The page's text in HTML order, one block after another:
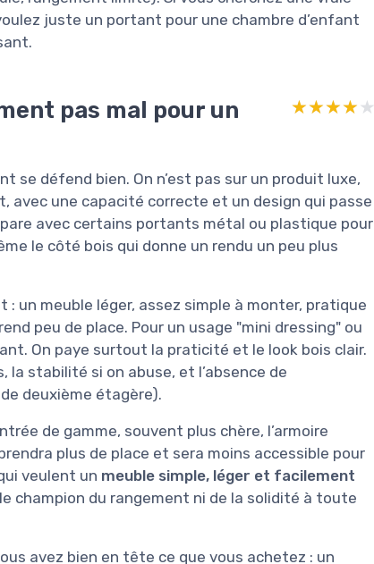
juste un portant pour une chambre d’enfant
pas mal pour un
★★★★★
★★★★★
défend bien. On n’est pas sur un produit luxe,
une capacité correcte et un design qui passe
avec certains portants métal ou plastique pour
le côté bois qui donne un rendu un peu plus
: un meuble léger, assez simple à monter, pratique
peu de place. Pour un usage "mini dressing" ou
On paye surtout la praticité et le look bois clair.
la stabilité si on abuse, et l’absence de
deuxième étagère).
de gamme, souvent plus chère, l’armoire
plus de place et sera moins accessible pour
veulent un meuble simple, léger et facilement
champion du rangement ni de la solidité à toute
avez bien en tête ce que vous achetez : un